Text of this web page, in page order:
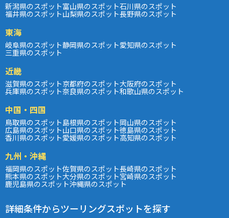
新潟県のスポット富山県のスポット石川県のスポット
福井県のスポット山梨県のスポット長野県のスポット
東海
岐阜県のスポット静岡県のスポット愛知県のスポット
三重県のスポット
近畿
滋賀県のスポット京都府のスポット大阪府のスポット
兵庫県のスポット奈良県のスポット和歌山県のスポット
中国・四国
鳥取県のスポット島根県のスポット岡山県のスポット
広島県のスポット山口県のスポット徳島県のスポット
香川県のスポット愛媛県のスポット高知県のスポット
九州・沖縄
福岡県のスポット佐賀県のスポット長崎県のスポット
熊本県のスポット大分県のスポット宮崎県のスポット
鹿児島県のスポット沖縄県のスポット
詳細条件からツーリングスポットを探す